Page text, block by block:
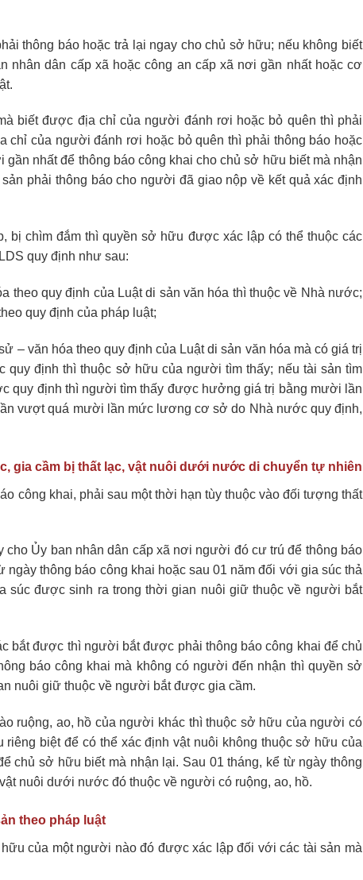
thông báo hoặc trả lại ngay cho chủ sở hữu; nếu không biết
dân cấp xã hoặc công an cấp xã nơi gần nhất hoặc cơ
biết được địa chỉ của người đánh rơi hoặc bỏ quên thì phải
chỉ của người đánh rơi hoặc bỏ quên thì phải thông báo hoặc
nhất để thông báo công khai cho chủ sở hữu biết mà nhận
phải thông báo cho người đã giao nộp về kết quả xác định
bị chìm đắm thì quyền sở hữu được xác lập có thể thuộc các
quy định như sau:
theo quy định của Luật di sản văn hóa thì thuộc về Nhà nước;
quy định của pháp luật;
– văn hóa theo quy định của Luật di sản văn hóa mà có giá trị
định thì thuộc sở hữu của người tìm thấy; nếu tài sản tìm
định thì người tìm thấy được hưởng giá trị bằng mười lần
vượt quá mười lần mức lương cơ sở do Nhà nước quy định,
gia cầm bị thất lạc, vật nuôi dưới nước di chuyển tự nhiên
công khai, phải sau một thời hạn tùy thuộc vào đối tượng thất
Ủy ban nhân dân cấp xã nơi người đó cư trú để thông báo
thông báo công khai hoặc sau 01 năm đối với gia súc thả
súc được sinh ra trong thời gian nuôi giữ thuộc về người bắt
bắt được thì người bắt được phải thông báo công khai để chủ
báo công khai mà không có người đến nhận thì quyền sở
nuôi giữ thuộc về người bắt được gia cầm.
ruộng, ao, hồ của người khác thì thuộc sở hữu của người có
biệt để có thể xác định vật nuôi không thuộc sở hữu của
chủ sở hữu biết mà nhận lại. Sau 01 tháng, kể từ ngày thông
nuôi dưới nước đó thuộc về người có ruộng, ao, hồ.
theo pháp luật
của một người nào đó được xác lập đối với các tài sản mà